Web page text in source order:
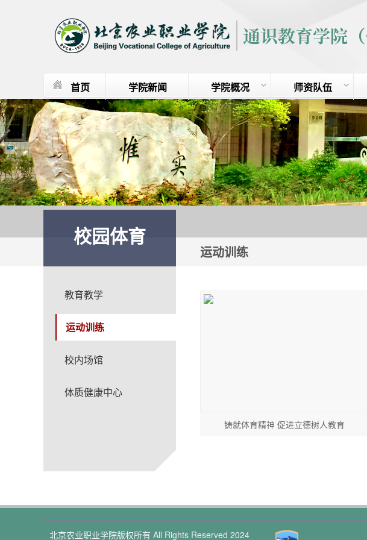
首页 学院新闻 学院概况 师资队伍
校园体育
运动训练
教育教学
运动训练
校内场馆
体质健康中心
铸就体育精神 促进立德树人教育
北京农业职业学院版权所有 All Rights Reserved 2024